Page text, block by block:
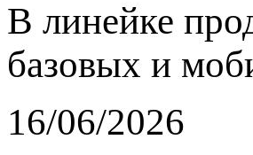
В линейке
базовых и
16/06/2026